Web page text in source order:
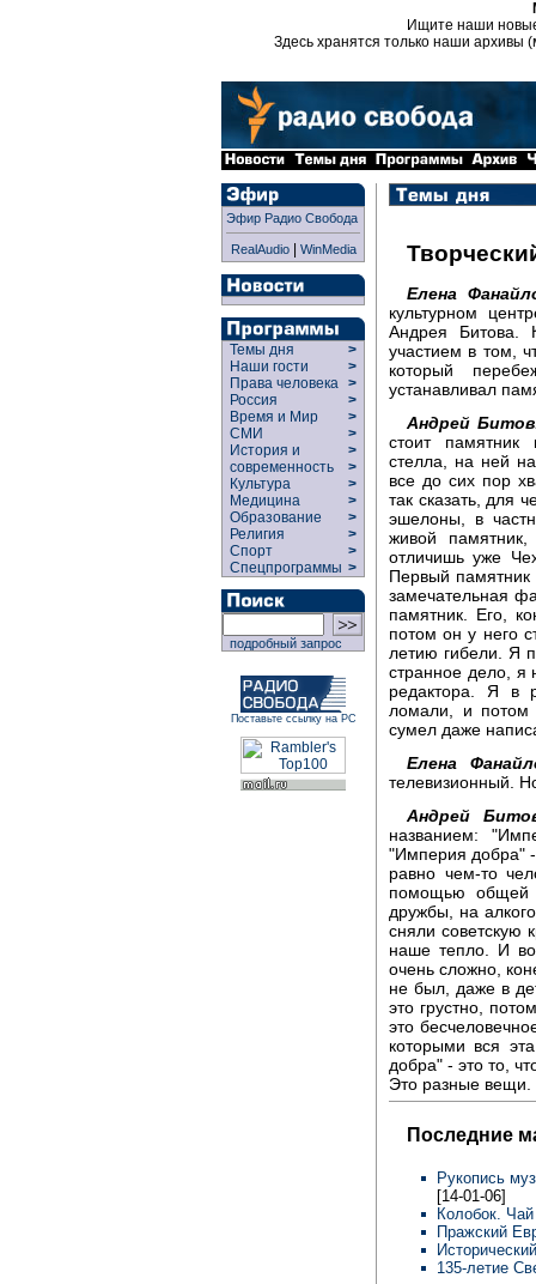
Ищите наши
Здесь хранятся только наши архивы
Эфир Радио Свобода
RealAudio| WinMedia
Темы дня
>
Наши гости
>
Права человека >
Россия
>
Время и Мир
>
СМИ
>
История и
современность
>
>
Культура
>
Медицина
>
Образование
>
Религия
>
Спорт
>
Спецпрограммы >
подробный запрос
Поставьте ссылку на РС
Елена
культурном
Андрея Битова.
участием в том,
который
устанавливал
Андрей
стоит памятник
стелла, на ней
все до сих пор
так сказать, для
эшелоны, в
живой
отличишь уже
Первый памятник
замечательная
памятник. Его,
потом он у него
летию гибели. Я
странное дело, я
редактора. Я в
ломали, и потом
сумел даже
Елена
телевизионный.
Андрей
названием:
"Империя добра" -
равно чем-то
помощью общей
дружбы, на
сняли советскую
наше тепло. И
очень сложно,
не был, даже в
это грустно,
это
которыми вся
добра" - это то,
Это разные вещи.
Последние
Рукопись
[14-01-06]
Колобок.
Пражский
135-летие